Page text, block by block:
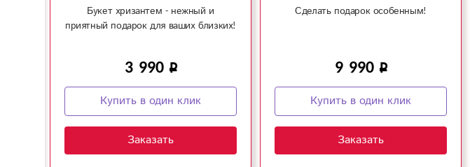
Букет хризантем - нежный и
приятный подарок для ваших близких!
3 990
Купить в один клик
Заказать
Сделать подарок особенным!
9 990
Купить в один клик
Заказать